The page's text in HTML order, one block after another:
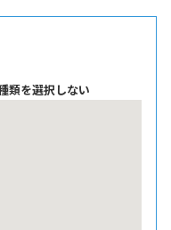
類を選択しない